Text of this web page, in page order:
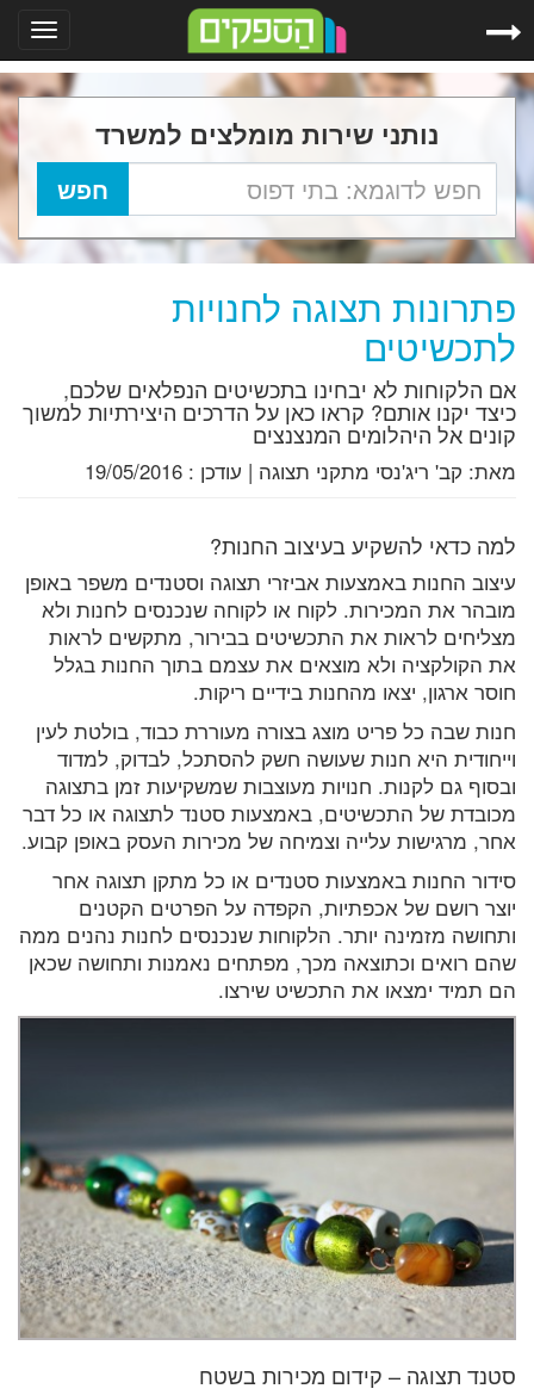
נותני שירות מומלצים למשרד
פתרונות תצוגה לחנויות
לתכשיטים
אם הלקוחות לא יבחינו בתכשיטים הנפלאים שלכם,
כיצד יקנו אותם? קראו כאן על הדרכים היצירתיות למשוך
קונים אל היהלומים המנצנצים
מאת: קב' ריג'נסי מתקני תצוגה | עודכן : 19/05/2016
למה כדאי להשקיע בעיצוב החנות?
עיצוב החנות באמצעות אביזרי תצוגה וסטנדים משפר באופן
מובהר את המכירות. לקוח או לקוחה שנכנסים לחנות ולא
מצליחים לראות את התכשיטים בבירור, מתקשים לראות
את הקולקציה ולא מוצאים את עצמם בתוך החנות בגלל
חוסר ארגון, יצאו מהחנות בידיים ריקות.
חנות שבה כל פריט מוצג בצורה מעוררת כבוד, בולטת לעין
וייחודית היא חנות שעושה חשק להסתכל, לבדוק, למדוד
ובסוף גם לקנות. חנויות מעוצבות שמשקיעות זמן בתצוגה
מכובדת של התכשיטים, באמצעות סטנד לתצוגה או כל דבר
אחר, מרגישות עלייה וצמיחה של מכירות העסק באופן קבוע.
סידור החנות באמצעות סטנדים או כל מתקן תצוגה אחר
יוצר רושם של אכפתיות, הקפדה על הפרטים הקטנים
ותחושה מזמינה יותר. הלקוחות שנכנסים לחנות נהנים ממה
שהם רואים וכתוצאה מכך, מפתחים נאמנות ותחושה שכאן
הם תמיד ימצאו את התכשיט שירצו.
סטנד תצוגה – קידום מכירות בשטח